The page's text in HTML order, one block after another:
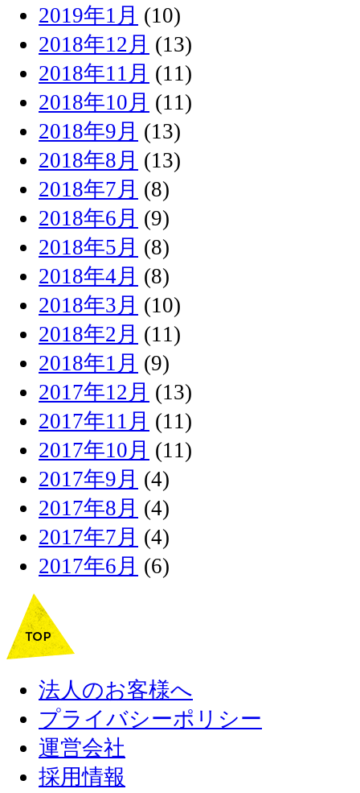
2019年1月 (10)
2018年12月 (13)
2018年11月 (11)
2018年10月 (11)
2018年9月 (13)
2018年8月 (13)
2018年7月 (8)
2018年6月 (9)
2018年5月 (8)
2018年4月 (8)
2018年3月 (10)
2018年2月 (11)
2018年1月 (9)
2017年12月 (13)
2017年11月 (11)
2017年10月 (11)
2017年9月 (4)
2017年8月 (4)
2017年7月 (4)
2017年6月 (6)
法人のお客様へ
プライバシーポリシー
運営会社
採用情報